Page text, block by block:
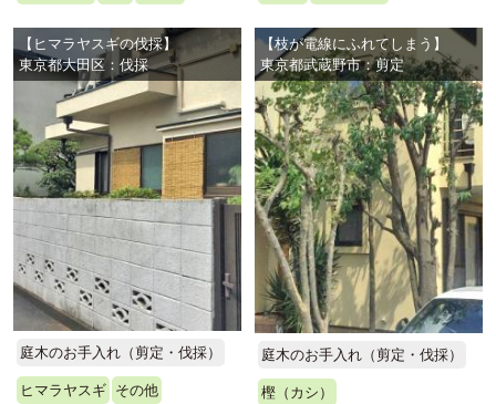
【ヒマラヤスギの伐採】
東京都大田区：伐採
庭木のお手入れ（剪定・伐採）
ヒマラヤスギ その他
【枝が電線にふれてしまう】
東京都武蔵野市：剪定
庭木のお手入れ（剪定・伐採）
樫（カシ）